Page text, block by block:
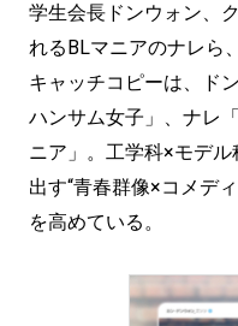
学生会長ドンウォン、
れるBLマニアのナレら
キャッチコピーは、ド
ハンサム女子」、ナレ
ニア」。工学科×モデ
出す“青春群像×コメデ
を高めている。